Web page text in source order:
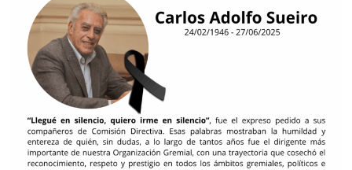
ADHERIDO A: